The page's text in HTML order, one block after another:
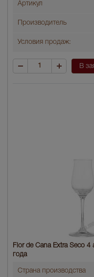
Артикул
Производитель
Условия продаж:
В
Flor de Cana Extra Seco
года
Страна производства